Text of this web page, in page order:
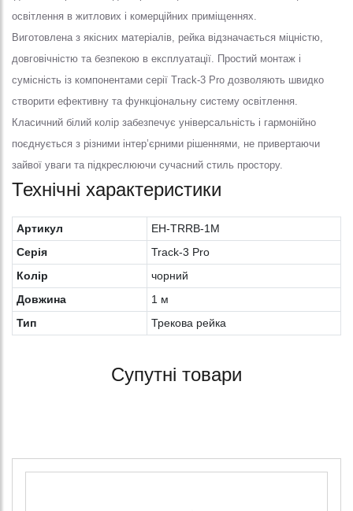
освітлення в житлових і комерційних приміщеннях.
Виготовлена з якісних матеріалів, рейка відзначається міцністю,
довговічністю та безпекою в експлуатації. Простий монтаж і
сумісність із компонентами серії Track-3 Pro дозволяють швидко
створити ефективну та функціональну систему освітлення.
Класичний білий колір забезпечує універсальність і гармонійно
поєднується з різними інтер’єрними рішеннями, не привертаючи
зайвої уваги та підкреслюючи сучасний стиль простору.
Технічні характеристики
Артикул
EH-TRRB-1M
Серія
Track-3 Pro
Колiр
чорний
Довжина
1 м
Тип
Трекова рейка
Супутні товари